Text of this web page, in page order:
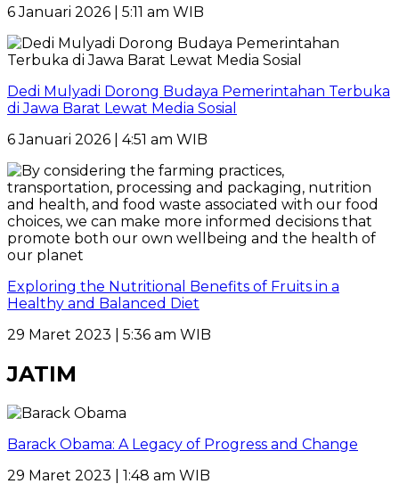
6 Januari 2026 | 5:11 am WIB
Dedi Mulyadi Dorong Budaya Pemerintahan Terbuka
di Jawa Barat Lewat Media Sosial
6 Januari 2026 | 4:51 am WIB
Exploring the Nutritional Benefits of Fruits in a
Healthy and Balanced Diet
29 Maret 2023 | 5:36 am WIB
JATIM
Barack Obama: A Legacy of Progress and Change
29 Maret 2023 | 1:48 am WIB